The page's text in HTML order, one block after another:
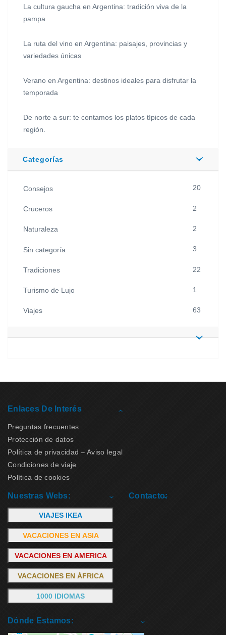
La cultura gaucha en Argentina: tradición viva de la
pampa
La ruta del vino en Argentina: paisajes, provincias y
variedades únicas
Verano en Argentina: destinos ideales para disfrutar la
temporada
De norte a sur: te contamos los platos típicos de cada
región.
Categorías
Consejos 20
Cruceros 2
Naturaleza 2
Sin categoría 3
Tradiciones 22
Turismo de Lujo 1
Viajes 63
Enlaces De Interés
Preguntas frecuentes
Protección de datos
Política de privacidad – Aviso legal
Condiciones de viaje
Política de cookies
Nuestras Webs:
VIAJES IKEA
VACACIONES EN ASIA
VACACIONES EN AMERICA
VACACIONES EN ÁFRICA
1000 IDIOMAS
Contacto:
Dónde Estamos: